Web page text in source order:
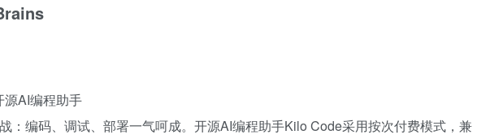
源AI编程助手
：编码、调试、部署一气呵成。开源AI编程助手Kilo Code采用按次付费模式，兼